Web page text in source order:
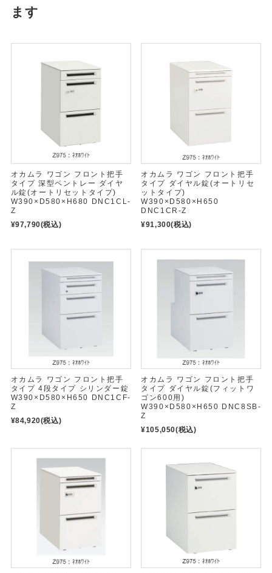
ます
オカムラ ワゴン フロント把手
タイプ 深型ペントレー ダイヤ
ル錠(オートリセットタイプ)
W390×D580×H680 DNC1CL-
Z
¥97,790(税込)
オカムラ ワゴン フロント把手
タイプ ダイヤル錠(オートリセ
ットタイプ)
W390×D580×H650
DNC1CR-Z
¥91,300(税込)
オカムラ ワゴン フロント把手
タイプ 4段タイプ シリンダー錠
W390×D580×H650 DNC1CF-
Z
¥84,920(税込)
オカムラ ワゴン フロント把手
タイプ ダイヤル錠(フィットワ
ゴン600用)
W390×D580×H650 DNC8SB-
Z
¥105,050(税込)